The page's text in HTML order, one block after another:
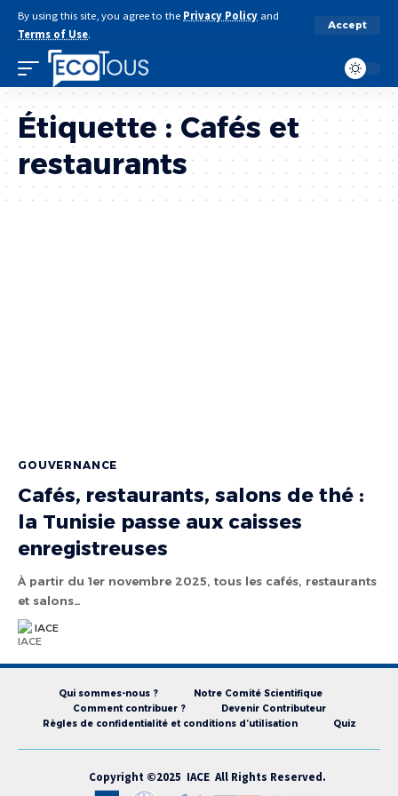
By using this site, you agree to the Privacy Policy and
Terms of Use.
Accept
Étiquette :Cafés et
restaurants
GOUVERNANCE
Cafés, restaurants, salons de thé :
la Tunisie passe aux caisses
enregistreuses
À partir du 1er novembre 2025, tous les cafés, restaurants
et salons…
IACE
Qui sommes-nous ?
Notre Comité Scientifique
Comment contribuer ?
Devenir Contributeur
Règles de confidentialité et conditions d’utilisation
Quiz
Copyright ©2025 IACE All Rights Reserved.